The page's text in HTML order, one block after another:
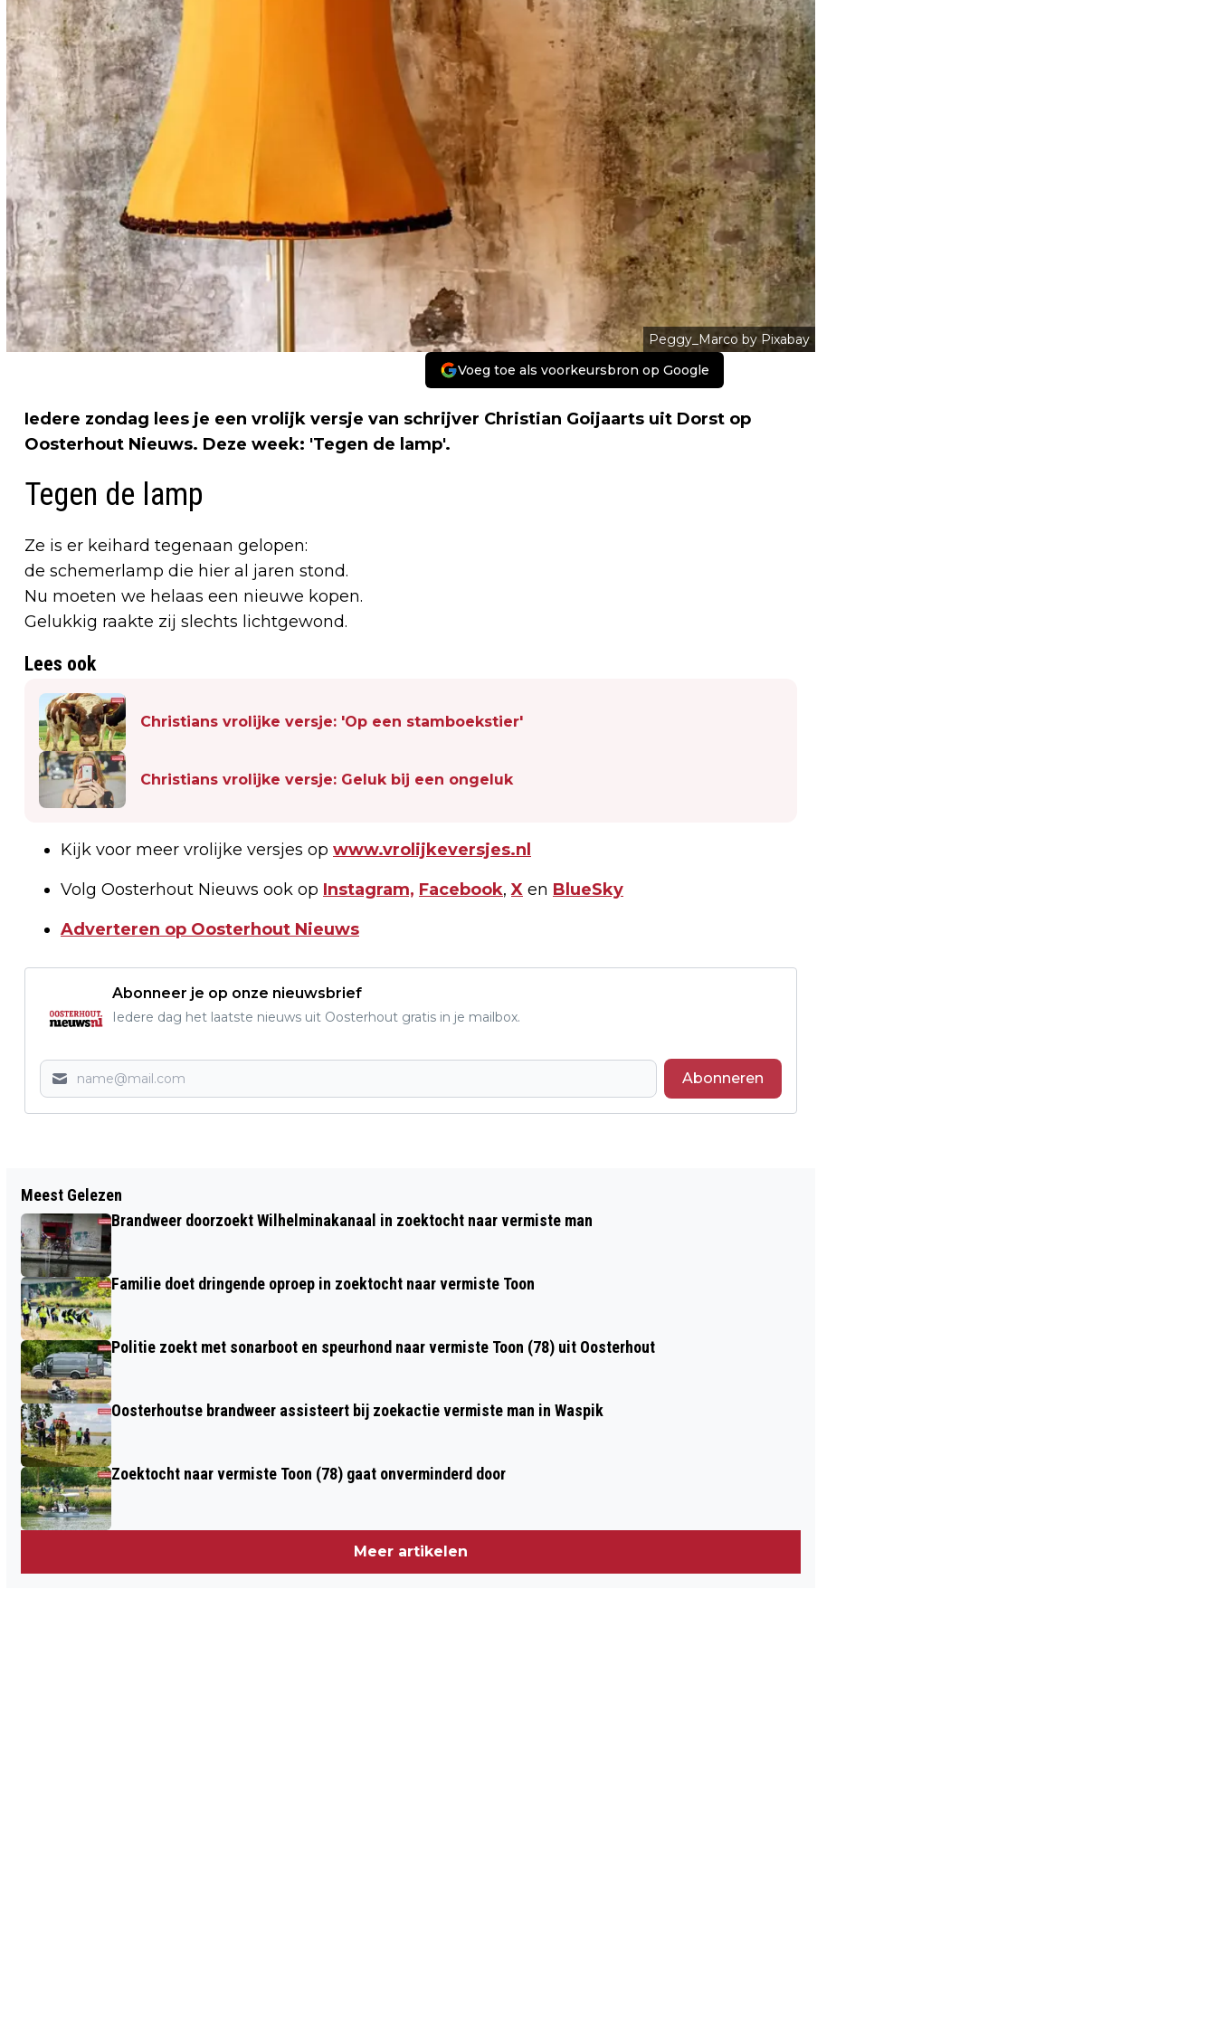
Peggy_Marco by Pixabay
Voeg toe als voorkeursbron op Google
Iedere zondag lees je een vrolijk versje van schrijver Christian Goijaarts uit Dorst op
Oosterhout Nieuws. Deze week: 'Tegen de lamp'.
Tegen de lamp
Ze is er keihard tegenaan gelopen:
de schemerlamp die hier al jaren stond.
Nu moeten we helaas een nieuwe kopen.
Gelukkig raakte zij slechts lichtgewond.
Lees ook
Christians vrolijke versje: 'Op een stamboekstier'
Christians vrolijke versje: Geluk bij een ongeluk
Kijk voor meer vrolijke versjes op www.vrolijkeversjes.nl
Volg Oosterhout Nieuws ook op Instagram, Facebook,X en BlueSky
Adverteren op Oosterhout Nieuws
Abonneer je op onze nieuwsbrief
Iedere dag het laatste nieuws uit Oosterhout gratis in je mailbox.
Abonneren
WERKZAAMHEDEN
POTTEBAKKERSTRAAT VAN START
GEGAAN, VERVOLGSTAPPEN
JULIANALAAN
WEEK WEER RUIMTE VOOR ZOMERS
Meest Gelezen
Brandweer doorzoekt Wilhelminakanaal in zoektocht naar vermiste man
Familie doet dringende oproep in zoektocht naar vermiste Toon
Politie zoekt met sonarboot en speurhond naar vermiste Toon (78) uit Oosterhout
Oosterhoutse brandweer assisteert bij zoekactie vermiste man in Waspik
Zoektocht naar vermiste Toon (78) gaat onverminderd door
Meer artikelen